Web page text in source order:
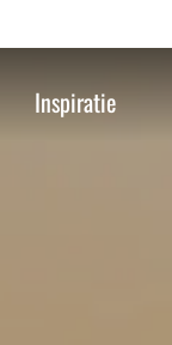
Inspiratie